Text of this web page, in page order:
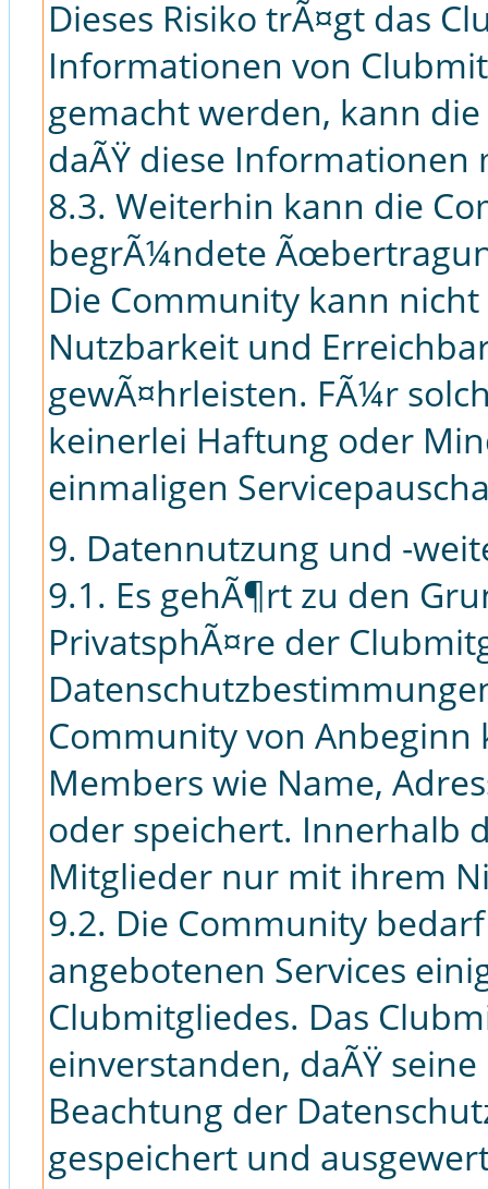
Dieses Risiko trÃ¤gt das
Informationen von
gemacht werden, kann
daÃŸ diese Informationen
8.3. Weiterhin kann die
begrÃ¼ndete
Die Community kann
Nutzbarkeit und
gewÃ¤hrleisten. FÃ¼r
keinerlei Haftung oder
einmaligen
9. Datennutzung und -
9.1. Es gehÃ¶rt zu den
PrivatsphÃ¤re der
Community von Anbeginn
Members wie Name,
oder speichert. Innerhalb
Mitglieder nur mit ihrem
9.2. Die Community
angebotenen Services
Clubmitgliedes. Das
einverstanden, daÃŸ
Beachtung der
gespeichert und